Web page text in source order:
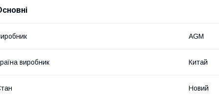
AGM
виробник Китай
Новий